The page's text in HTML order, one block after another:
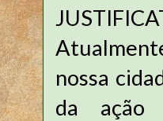
nossa
da ação